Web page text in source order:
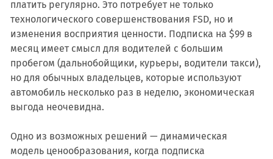
платить регулярно. Это потребует не только
технологического совершенствования FSD, но и
изменения восприятия ценности. Подписка на $99 в
месяц имеет смысл для водителей с большим
пробегом (дальнобойщики, курьеры, водители такси),
но для обычных владельцев, которые используют
автомобиль несколько раз в неделю, экономическая
выгода неочевидна.
Одно из возможных решений — динамическая
модель ценообразования, когда подписка